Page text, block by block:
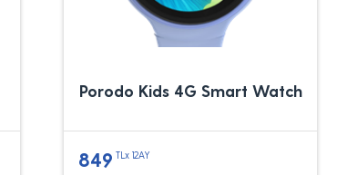
Porodo Kids 4G Smart Watch
849 TLx 12AY